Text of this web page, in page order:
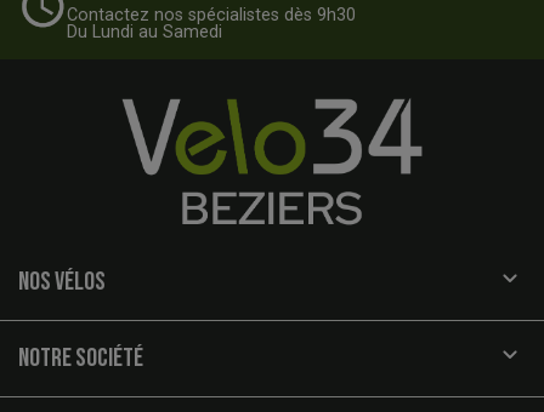
Contactez nos spécialistes dès 9h30
Du Lundi au Samedi
NOS VÉLOS 
NOTRE SOCIÉTÉ 